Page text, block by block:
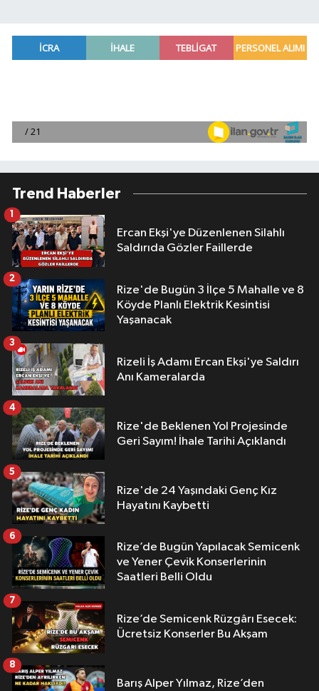
Trend Haberler
Ercan Ekşi'ye Düzenlenen Silahlı
Saldırıda Gözler Faillerde
1
Rize'de Bugün 3 İlçe 5 Mahalle ve 8
Köyde Planlı Elektrik Kesintisi
Yaşanacak
2
Rizeli İş Adamı Ercan Ekşi'ye Saldırı
Anı Kameralarda
3
Rize'de Beklenen Yol Projesinde
Geri Sayım! İhale Tarihi Açıklandı
4
Rize'de 24 Yaşındaki Genç Kız
Hayatını Kaybetti
5
Rize’de Bugün Yapılacak Semicenk
ve Yener Çevik Konserlerinin
Saatleri Belli Oldu
6
Rize’de Semicenk Rüzgârı Esecek:
Ücretsiz Konserler Bu Akşam
7
Barış Alper Yılmaz, Rize’den
8